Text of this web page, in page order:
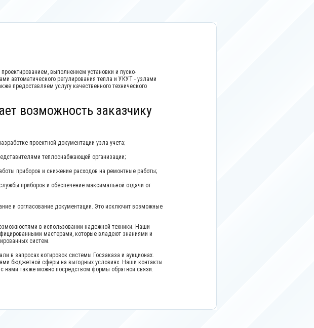
выполнением установки и пуско-
автоматического регулирования тепла и УКУТ - узлами
предоставляем услугу качественного технического
возможность заказчику
проектной документации узла учета;
теплоснабжающей организации;
приборов и снижение расходов на ремонтные работы;
приборов и обеспечение максимальной отдачи от
и согласование документации. Это исключит возможные
в использовании надежной техники. Наши
мастерами, которые владеют знаниями и
систем.
в запросах котировок системы Госзаказа и аукционах.
бюджетной сферы на выгодных условиях. Наши контакты
нами также можно посредством формы обратной связи.